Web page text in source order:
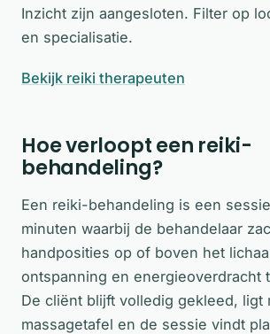
Inzicht zijn aangesloten. Filter op
en specialisatie.
Bekijk reiki therapeuten
Hoe verloopt een reiki-
behandeling?
Een reiki-behandeling is een
minuten waarbij de behandelaar
handposities op of boven het
ontspanning en energieoverdracht
De cliënt blijft volledig gekleed, ligt
massagetafel en de sessie vindt